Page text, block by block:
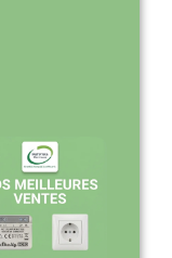
sous
24-48h :